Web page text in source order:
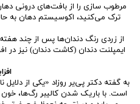
مرطوب سازی را از بافت‌های درونی
ترک می‌کنید، اکوسیستم دهان به
از زردی رنگ دندان‌ها پس از چند
به گفته دکتر پی‌یر روزاد «یکی از
است. با باریک شدن کالیبر رگ‌ها،